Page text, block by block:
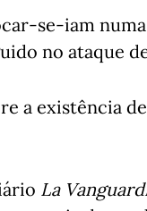
se-iam
no ataque
a existência
La